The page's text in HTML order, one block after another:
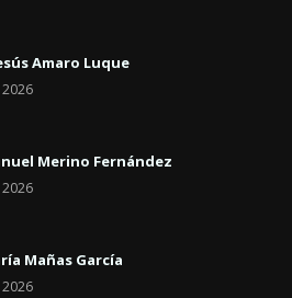
Amaro Luque
2026
Merino Fernández
2026
Mañas García
2026